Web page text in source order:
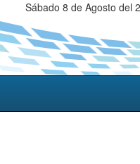
Sábado 8 de Agosto del